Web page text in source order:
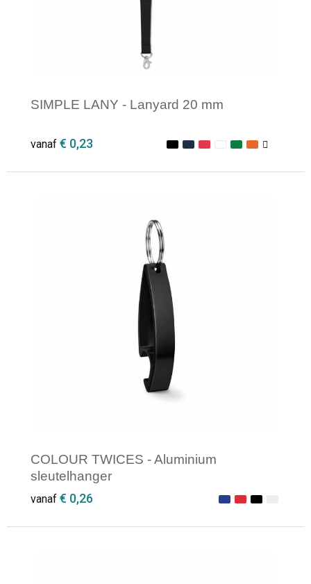
SIMPLE LANY - Lanyard 20 mm
vanaf € 0,23
Minimale afname: 1
COLOUR TWICES - Aluminium
sleutelhanger
vanaf € 0,26